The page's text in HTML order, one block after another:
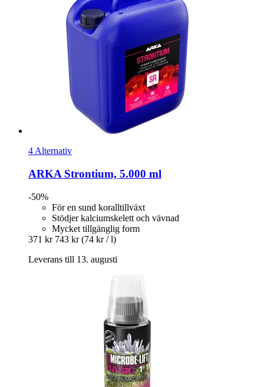
4 Alternativ
ARKA Strontium, 5.000 ml
-50%
För en sund koralltillväxt
Stödjer kalciumskelett och vävnad
Mycket tillgänglig form
371 kr 743 kr (74 kr / l)
Leverans till 13. augusti